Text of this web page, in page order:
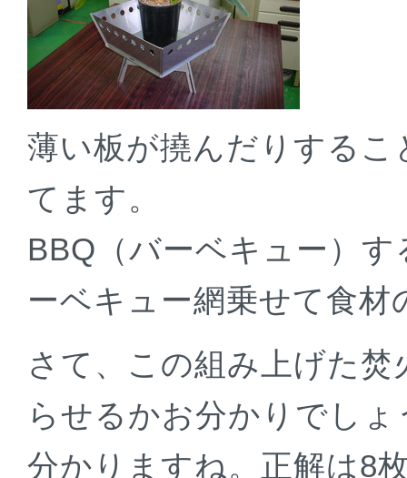
薄い板が撓んだりする
てます。
BBQ（バーベキュー）
ーベキュー網乗せて食
さて、この組み上げた
らせるかお分かりでしょ
分かりますね。正解は8